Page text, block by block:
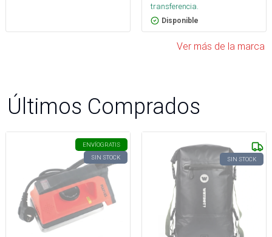
transferencia.
Disponible
Ver más de la marca
Últimos Comprados
ENVÍOGRATIS
SIN STOCK
SIN STOCK